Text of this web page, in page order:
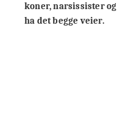
koner, narsissister og
ha det begge veier.